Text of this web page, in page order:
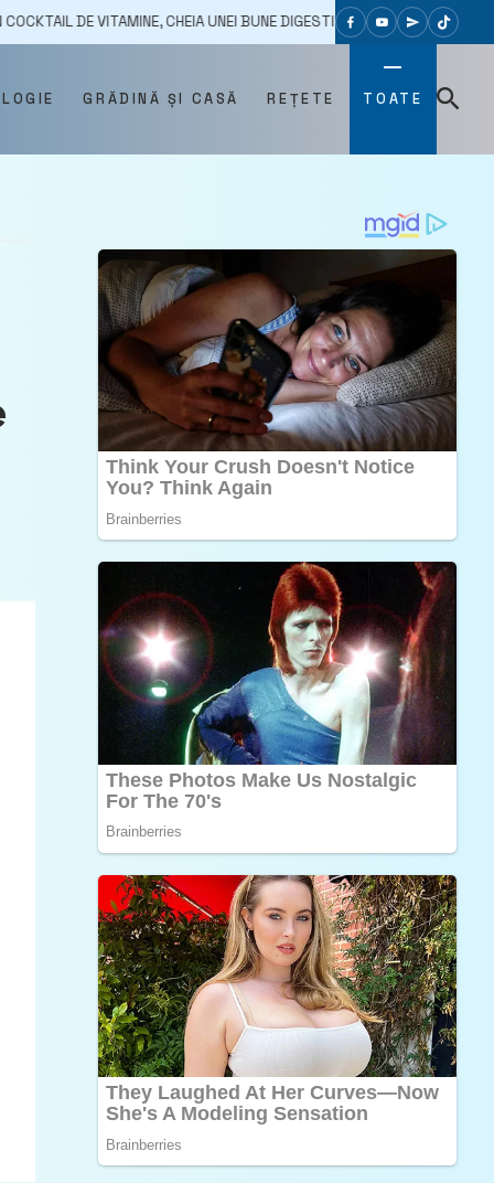
CHEIA UNEI BUNE DIGESTII. TE VA ÎNCĂRCA DE ENERGIE
GRĂDINĂ ȘI CASĂ REȚETE TOATE